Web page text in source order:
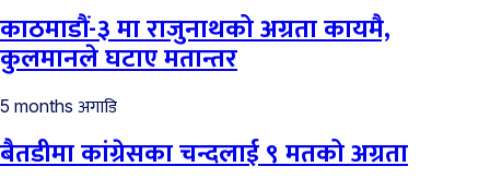
काठमाडौं-३ मा राजुनाथको अग्रता कायमै,
कुलमानले घटाए मतान्तर
5 months अगाडि
बैतडीमा कांग्रेसका चन्दलाई ९ मतको अग्रता